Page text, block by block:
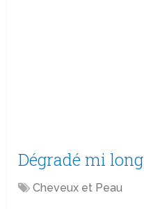
Dégradé mi long
Cheveux et Peau